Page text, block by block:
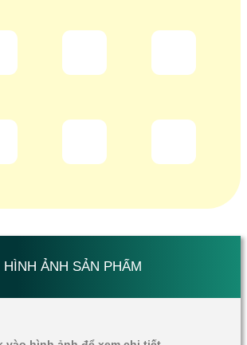
HÌNH ẢNH SẢN PHẨM